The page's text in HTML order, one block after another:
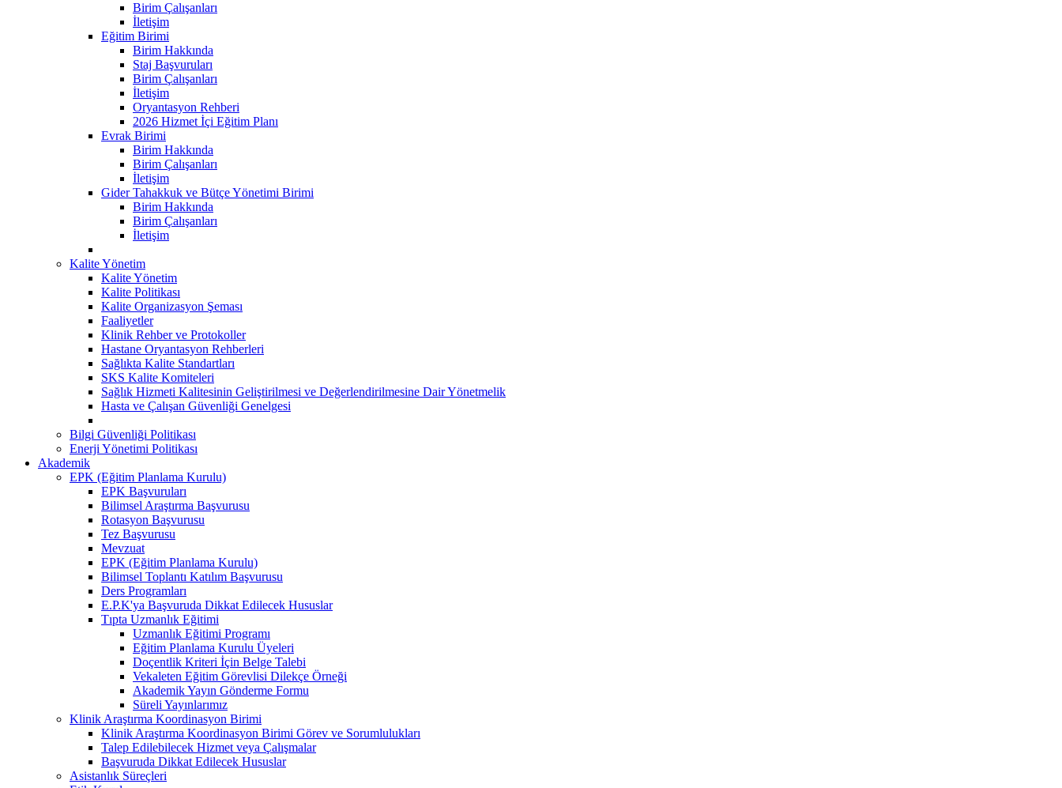
Birim Çalışanları
İletişim
Eğitim Birimi
Birim Hakkında
Staj Başvuruları
Birim Çalışanları
İletişim
Oryantasyon Rehberi
2026 Hizmet İçi Eğitim Planı
Evrak Birimi
Birim Hakkında
Birim Çalışanları
İletişim
Gider Tahakkuk ve Bütçe Yönetimi Birimi
Birim Hakkında
Birim Çalışanları
İletişim
Kalite Yönetim
Kalite Yönetim
Kalite Politikası
Kalite Organizasyon Şeması
Faaliyetler
Klinik Rehber ve Protokoller
Hastane Oryantasyon Rehberleri
Sağlıkta Kalite Standartları
SKS Kalite Komiteleri
Sağlık Hizmeti Kalitesinin Geliştirilmesi ve Değerlendirilmesine Dair Yönetmelik
Hasta ve Çalışan Güvenliği Genelgesi
Bilgi Güvenliği Politikası
Enerji Yönetimi Politikası
Akademik
EPK (Eğitim Planlama Kurulu)
EPK Başvuruları
Bilimsel Araştırma Başvurusu
Rotasyon Başvurusu
Tez Başvurusu
Mevzuat
EPK (Eğitim Planlama Kurulu)
Bilimsel Toplantı Katılım Başvurusu
Ders Programları
E.P.K'ya Başvuruda Dikkat Edilecek Hususlar
Tıpta Uzmanlık Eğitimi
Uzmanlık Eğitimi Programı
Eğitim Planlama Kurulu Üyeleri
Doçentlik Kriteri İçin Belge Talebi
Vekaleten Eğitim Görevlisi Dilekçe Örneği
Akademik Yayın Gönderme Formu
Süreli Yayınlarımız
Klinik Araştırma Koordinasyon Birimi
Klinik Araştırma Koordinasyon Birimi Görev ve Sorumlulukları
Talep Edilebilecek Hizmet veya Çalışmalar
Başvuruda Dikkat Edilecek Hususlar
Asistanlık Süreçleri